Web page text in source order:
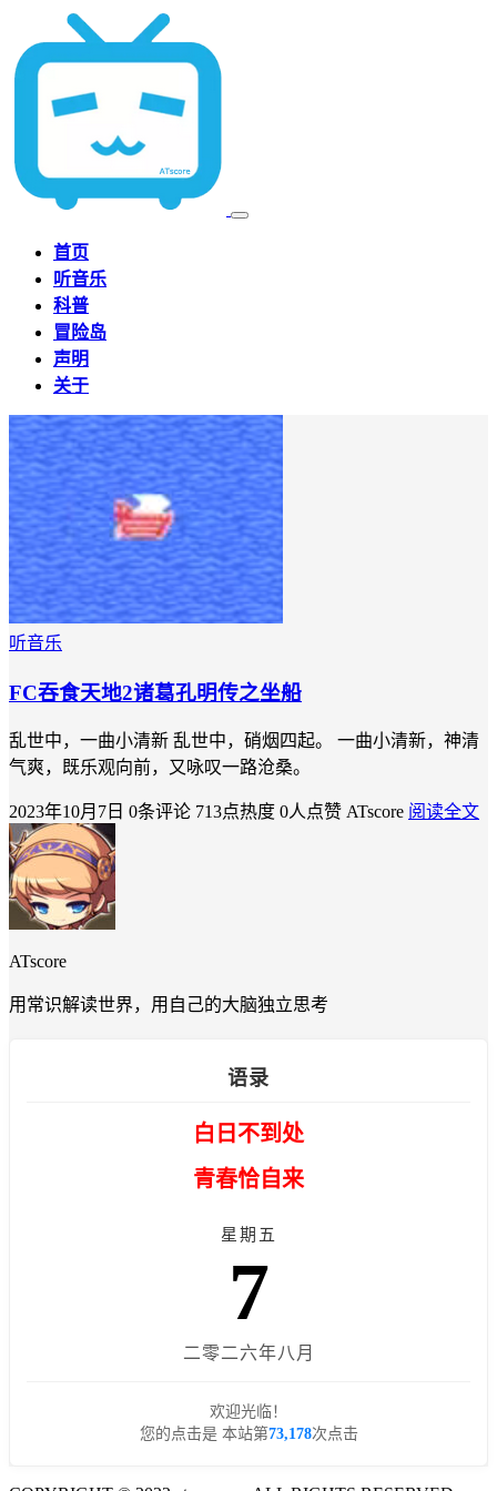
首页
听音乐
科普
冒险岛
声明
关于
听音乐
FC吞食天地2诸葛孔明传之坐船
乱世中，一曲小清新 乱世中，硝烟四起。 一曲小清新，神清
气爽，既乐观向前，又咏叹一路沧桑。
2023年10月7日 0条评论 713点热度 0人点赞 ATscore 阅读全文
ATscore
用常识解读世界，用自己的大脑独立思考
语录
白日不到处
青春恰自来
星期五
7
二零二六年八月
欢迎光临！
您的点击是 本站第73,178次点击